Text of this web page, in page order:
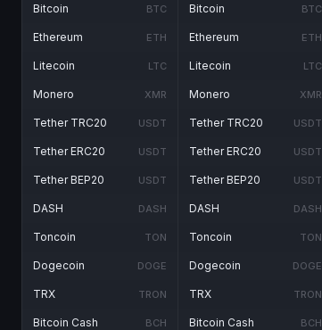
Bitcoin BTC
Ethereum ETH
Litecoin LTC
Monero XMR
Tether TRC20 USDT
Tether ERC20 USDT
Tether BEP20 USDT
DASH DASH
Toncoin TON
Dogecoin DOGE
TRX TRON
Bitcoin Cash BCH
Bitcoin BTC
Ethereum ETH
Litecoin LTC
Monero XMR
Tether TRC20 USDT
Tether ERC20 USDT
Tether BEP20 USDT
DASH DASH
Toncoin TON
Dogecoin DOGE
TRX TRON
Bitcoin Cash BCH